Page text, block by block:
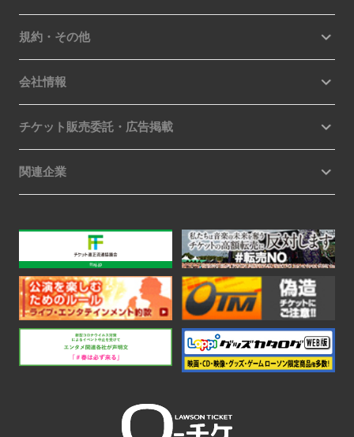
規約・その他
会社情報
チケット販売委託・広告掲載
関連企業